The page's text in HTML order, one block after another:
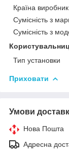
Країна виробник
Сумісність з
Сумісність з
Тип установки
Приховати
Умови
Нова Пошта
Адресна